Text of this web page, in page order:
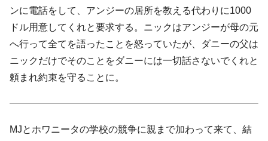
ンに電話をして、アンジーの居所を教える代わりに1000
ドル用意してくれと要求する。ニックはアンジーが母の元
へ行って全てを語ったことを怒っていたが、ダニーの父は
ニックだけでそのことをダニーには一切話さないでくれと
頼まれ約束を守ることに。
MJとホワニータの学校の競争に親まで加わって来て、結